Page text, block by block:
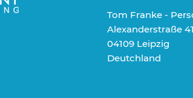
Tom Franke -
Alexanderstraße 41
04109 Leipzig
Deutchland